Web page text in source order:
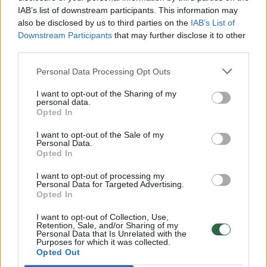
IAB’s list of downstream participants. This information may
also be disclosed by us to third parties on the IAB’s List of
Downstream Participants that may further disclose it to other
Personal Data Processing Opt Outs
I want to opt-out of the Sharing of my
personal data.
Opted In
I want to opt-out of the Sale of my
Personal Data.
Opted In
I want to opt-out of processing my
Personal Data for Targeted Advertising.
Opted In
I want to opt-out of Collection, Use,
Retention, Sale, and/or Sharing of my
Personal Data that Is Unrelated with the
Purposes for which it was collected.
Opted Out
00:00:30
Vaizdai iš tragiškos avarijos Vilniaus r.: dviejų moterų ir
vaiko gyvybių išgelbėti nepavyko
32 laipsnių šilumos
Ukrainos politikoje: jis yra neteisus
Laidos | Nauja diena
00:00:57
Sinoptikai atsakė, kokiais orais užbaigsime darbo
savaitę: karščiai atsitrauks